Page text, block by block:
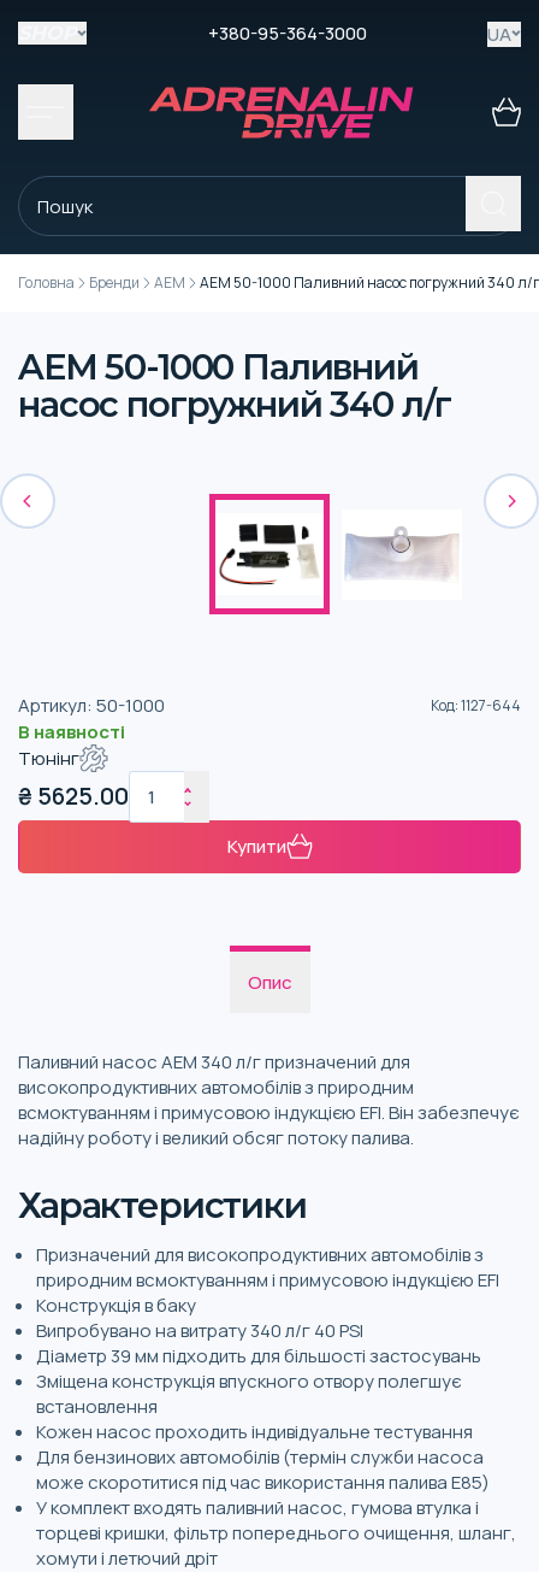
+380-95-364-3000 UA
Головна Бренди AEM AEM 50-1000 Паливний насос погружний 340 л/г
AEM 50-1000 Паливний
насос погружний 340 л/г
Артикул: 50-1000 Код:1127-644
В наявності
Тюнінг
₴ 5625.00
Купити
Опис
Паливний насос AEM 340 л/г призначений для
високопродуктивних автомобілів з природним
всмоктуванням і примусовою індукцією EFI. Він забезпечує
надійну роботу і великий обсяг потоку палива.
Характеристики
Призначений для високопродуктивних автомобілів з
природним всмоктуванням і примусовою індукцією EFI
Конструкція в баку
Випробувано на витрату 340 л/г 40 PSI
Діаметр 39 мм підходить для більшості застосувань
Зміщена конструкція впускного отвору полегшує
встановлення
Кожен насос проходить індивідуальне тестування
Для бензинових автомобілів (термін служби насоса
може скоротитися під час використання палива E85)
У комплект входять паливний насос, гумова втулка і
торцеві кришки, фільтр попереднього очищення, шланг,
хомути і летючий дріт